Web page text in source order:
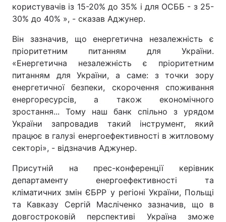
користувачів із 15-20% до 35% і для ОСББ - з 25-
30% до 40% », - сказав Аджунер.
Він зазначив, що енергетична незалежність є
пріоритетним питанням для України.
«Енергетична незалежність є пріоритетним
питанням для України, а саме: з точки зору
енергетичної безпеки, скорочення споживання
енергоресурсів, а також економічного
зростання... Тому наш банк спільно з урядом
України запровадив такий інструмент, який
працює в галузі енергоефективності в житловому
секторі», - відзначив Аджунер.
Присутній на прес-конференції керівник
департаменту енергоефективності та
кліматичних змін ЄБРР у регіоні України, Польщі
та Кавказу Сергій Масліченко зазначив, що в
довгостроковій перспективі Україна зможе